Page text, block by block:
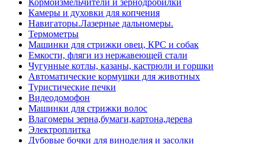
Камеры и духовки для копчения
Навигаторы.Лазерные дальномеры.
Термометры
Машинки для стрижки овец, КРС и собак
Емкости, фляги из нержавеющей стали
Чугунные котлы, казаны, кастрюли и горшки
Автоматические кормушки для животных
Туристические печки
Видеодомофон
Машинки для стрижки волос
Влагомеры зерна,бумаги,картона,дерева
Электроплитка
Дубовые бочки для виноделия и засолки